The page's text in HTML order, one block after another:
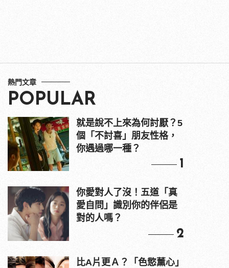
熱門文章
POPULAR
就是說不上來為何討厭？5
個「不討喜」朋友性格，
你遇過哪一種？
1
你愛對人了沒！五道「真
愛自問」識別你的伴侶是
對的人嗎？
2
比A片更Ａ？「色慾薰心」